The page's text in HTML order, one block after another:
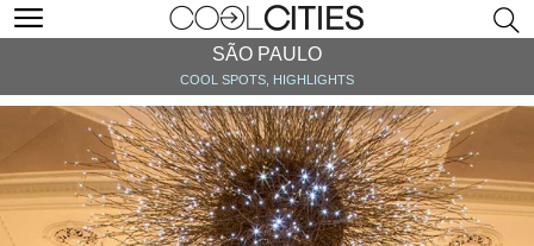
SÃO PAULO
COOL SPOTS, HIGHLIGHTS